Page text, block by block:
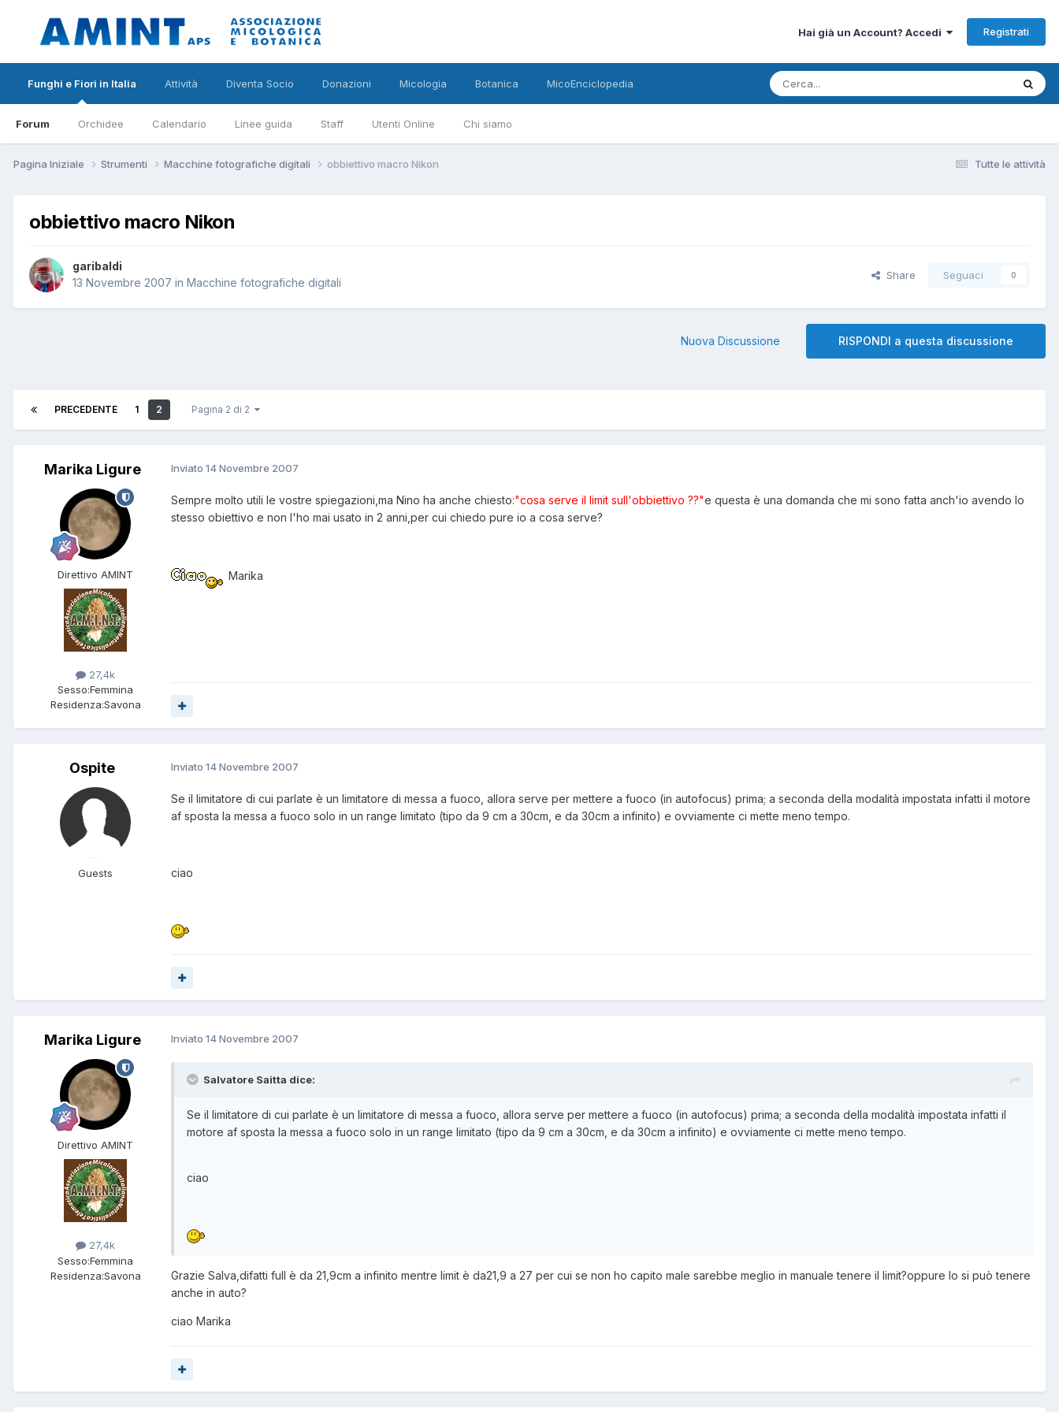
Hai già un Account? Accedi Registrati
Funghi e Fiori in Italia
Forum Orchidee Calendario Linee guida Staff Utenti Online Chi siamo
Attività Diventa Socio Donazioni Micologia Botanica MicoEnciclopedia
Tutte le attività
Pagina Iniziale Strumenti Macchine fotografiche digitali obbiettivo macro Nikon
obbiettivo macro Nikon
garibaldi
13 Novembre 2007 in Macchine fotografiche digitali
Share Seguaci 0
RISPONDI a questa discussione
Nuova Discussione
PRECEDENTE 1 2 Pagina 2 di 2
Marika Ligure
Direttivo AMINT
27,4k
Sesso:Femmina
Residenza:Savona
Inviato 14 Novembre 2007
Sempre molto utili le vostre spiegazioni,ma Nino ha anche chiesto:"cosa serve il limit sull'obbiettivo ??"e questa è una domanda che mi sono fatta anch'io avendo lo
stesso obiettivo e non l'ho mai usato in 2 anni,per cui chiedo pure io a cosa serve?
Marika
Ospite
Guests
Inviato 14 Novembre 2007
Se il limitatore di cui parlate è un limitatore di messa a fuoco, allora serve per mettere a fuoco (in autofocus) prima; a seconda della modalità impostata infatti il motore
af sposta la messa a fuoco solo in un range limitato (tipo da 9 cm a 30cm, e da 30cm a infinito) e ovviamente ci mette meno tempo.
ciao
Marika Ligure
Direttivo AMINT
27,4k
Sesso:Femmina
Residenza:Savona
Inviato 14 Novembre 2007
Salvatore Saitta dice:
Se il limitatore di cui parlate è un limitatore di messa a fuoco, allora serve per mettere a fuoco (in autofocus) prima; a seconda della modalità impostata infatti il
motore af sposta la messa a fuoco solo in un range limitato (tipo da 9 cm a 30cm, e da 30cm a infinito) e ovviamente ci mette meno tempo.
ciao
Grazie Salva,difatti full è da 21,9cm a infinito mentre limit è da21,9 a 27 per cui se non ho capito male sarebbe meglio in manuale tenere il limit?oppure lo si può tenere
anche in auto?
ciao Marika